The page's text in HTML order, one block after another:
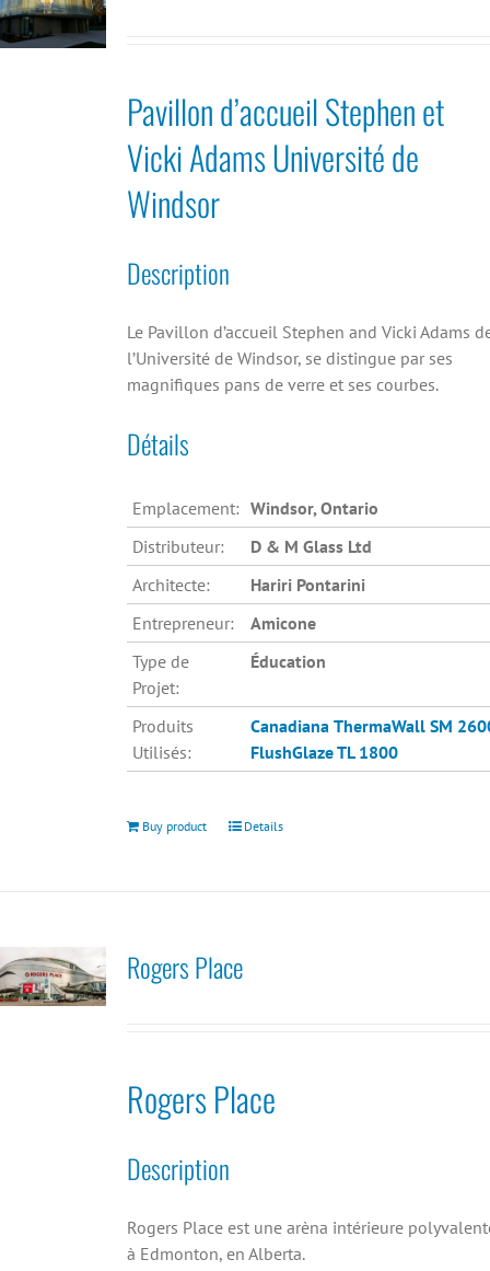
Pavillon d’accueil Stephen et
Vicki Adams Université de
Windsor
Description
Le Pavillon d’accueil Stephen and Vicki Adams
l’Université de Windsor, se distingue par ses
magnifiques pans de verre et ses courbes.
Détails
Emplacement: Windsor, Ontario
Distributeur:
D & M Glass Ltd
Architecte:
Hariri Pontarini
Entrepreneur:
Amicone
Type de
Projet:
Éducation
Produits
Utilisés:
Canadiana ThermaWall SM
FlushGlaze TL 1800
Buy product Details
Rogers Place
Rogers Place
Description
Rogers Place est une arèna intérieure
à Edmonton, en Alberta.